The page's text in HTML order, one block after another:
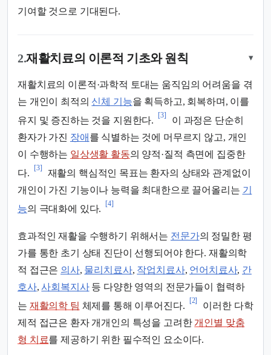
기여할 것으로 기대된다.
2.재활치료의 이론적 기초와 원칙 ▾
재활치료의 이론적·과학적 토대는 움직임의 어려움을 겪
는 개인이 최적의 신체 기능을 획득하고, 회복하며, 이를
유지 및 증진하는 것을 지원한다.
[3]
이 과정은 단순히
환자가 가진 장애 를 식별하는 것에 머무르지 않고, 개인
이 수행하는 일상생활 활동의 양적·질적 측면에 집중한
다.
[3]
재활의 핵심적인 목표는 환자의 상태와 관계없이
개인이 가진 기능이나 능력을 최대한으로 끌어올리는 기
능의 극대화에 있다.
[4]
효과적인 재활을 수행하기 위해서는 전문가의 정밀한 평
가를 통한 초기 상태 진단이 선행되어야 한다. 재활의학
적 접근은 의사, 물리치료사, 작업치료사, 언어치료사, 간
호사,사회복지사등 다양한 영역의 전문가들이 협력하
는 재활의학 팀 체제를 통해 이루어진다.
[2]
이러한 다학
제적 접근은 환자 개개인의 특성을 고려한 개인별 맞춤
형 치료를 제공하기 위한 필수적인 요소이다.